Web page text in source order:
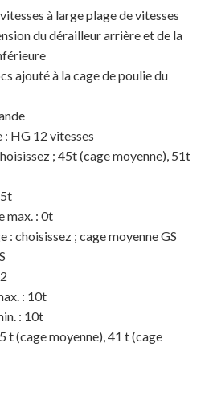
est vide.
à large plage de vitesses
du dérailleur arrière et de la
ajouté à la cage de poulie du
HG 12 vitesses
; 45t (cage moyenne), 51t
max. : 0t
: choisissez ; cage moyenne GS
: 10t
: 10t
t (cage moyenne), 41 t (cage